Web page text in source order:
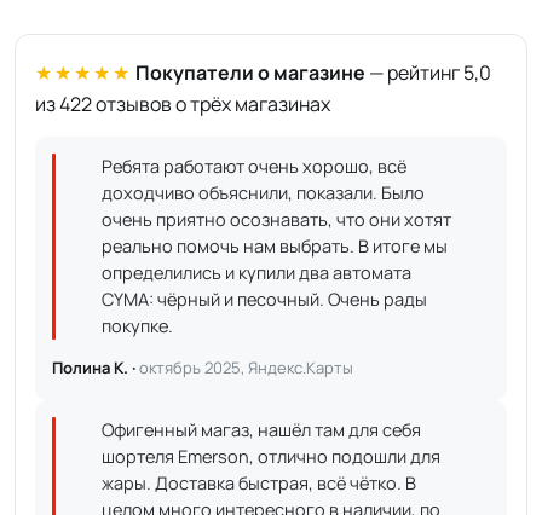
★★★★★ Покупатели о магазине — рейтинг 5,0
из 422 отзывов о трёх магазинах
Ребята работают очень хорошо, всё
доходчиво объяснили, показали. Было
очень приятно осознавать, что они хотят
реально помочь нам выбрать. В итоге мы
определились и купили два автомата
CYMA: чёрный и песочный. Очень рады
покупке.
Полина К. ·октябрь 2025, Яндекс.Карты
Офигенный магаз, нашёл там для себя
шортеля Emerson, отлично подошли для
жары. Доставка быстрая, всё чётко. В
целом много интересного в наличии, по